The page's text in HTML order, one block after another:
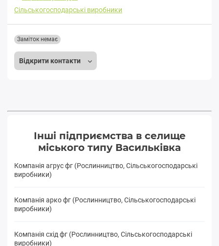
Сільськогосподарські виробники
Відкрити контакти
Заміток немає
Інші підприємства в селище
міського типу Васильківка
Компанія агрус фг (Рослинництво, Сільськогосподарські
виробники)
Компанія арко фг (Рослинництво, Сільськогосподарські
виробники)
Компанія схід фг (Рослинництво, Сільськогосподарські
виробники)